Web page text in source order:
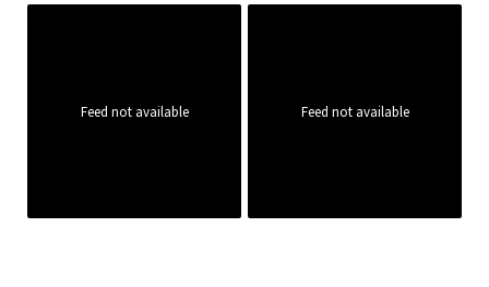
Feed not available Feed not available